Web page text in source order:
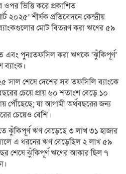
ওপর ভিত্তি করে প্রকাশিত
২০২৫’ শীর্ষক প্রতিবেদনে কেন্দ্রীয়
মোট বিতরণ করা ঋণের ৫৯
পুনঃতফসিল করা ঋণকে ‘ঝুঁকিপূর্ণ’
ব্যাংক।
সাল শেষে দেশের সব তফসিলি ব্যাংকে
চেয়ে প্রায় ৬০ শতাংশ বেড়ে ১০
পৌঁছেছে; যা আগামী অর্থবছরের জন্য
চেয়েও বেশি।
ঝুঁকিপূর্ণ ঋণ বেড়েছে ৩ লাখ ৩১ হাজার
এ ধরনের ঋণ বেড়েছিল ২ লাখ ৫৯
শেষে ঝুঁকিপূর্ণ ঋণের আকার ছিল ৭